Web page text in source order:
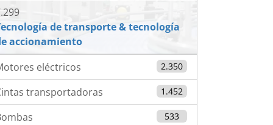
de transporte & tecnología
accionamiento
eléctricos
2.350
transportadoras 1.452
533